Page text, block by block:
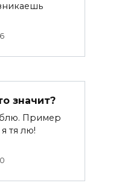
значит?
Пример
тя лю!